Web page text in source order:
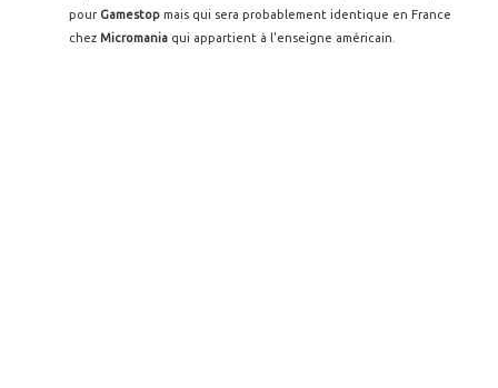
pour Gamestop mais qui sera probablement identique en France
chez Micromania qui appartient à l'enseigne américain.